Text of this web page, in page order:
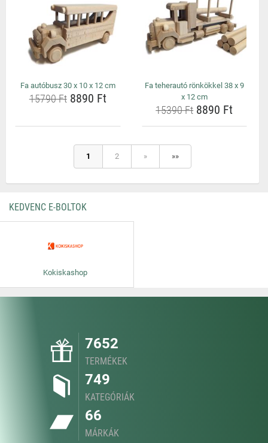
Fa autóbusz 30 x 10 x 12 cm
15790 Ft8890 Ft
Fa teherautó rönkökkel 38 x 9
x 12 cm
15390 Ft8890 Ft
1 2 » »»
KEDVENC E-BOLTOK
Kokiskashop
7652
TERMÉKEK
749
KATEGÓRIÁK
66
MÁRKÁK